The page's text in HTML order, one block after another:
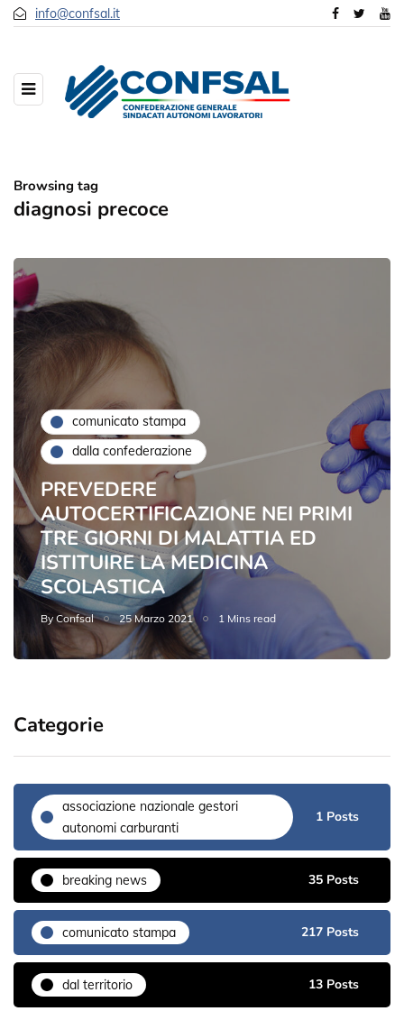
info@confsal.it
Browsing tag
diagnosi precoce
comunicato stampa
dalla confederazione
PREVEDERE
AUTOCERTIFICAZIONE NEI PRIMI
TRE GIORNI DI MALATTIA ED
ISTITUIRE LA MEDICINA
SCOLASTICA
ByConfsal 25 Marzo 2021 1 Mins read
Categorie
associazione nazionale gestori
autonomi carburanti
1 Posts
breaking news 35 Posts
comunicato stampa 217 Posts
dal territorio 13 Posts